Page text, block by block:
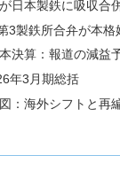
日本製鉄に吸収合
3製鉄所合弁が本格
決算：報道の減益
年3月期総括
：海外シフトと再